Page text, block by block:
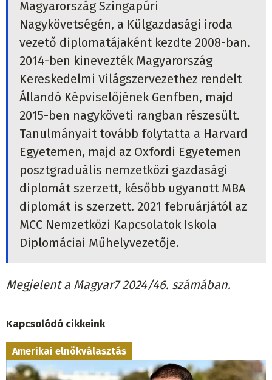
Magyarország Szingapúri
Nagykövetségén, a Külgazdasági iroda
vezető diplomatájaként kezdte 2008-ban.
2014-ben kinevezték Magyarország
Kereskedelmi Világszervezethez rendelt
Állandó Képviselőjének Genfben, majd
2015-ben nagyköveti rangban részesült.
Tanulmányait tovább folytatta a Harvard
Egyetemen, majd az Oxfordi Egyetemen
posztgraduális nemzetközi gazdasági
diplomát szerzett, később ugyanott MBA
diplomát is szerzett. 2021 februárjától az
MCC Nemzetközi Kapcsolatok Iskola
Diplomáciai Műhelyvezetője.
Megjelent a Magyar7 2024/46. számában.
Kapcsolódó cikkeink
Amerikai elnökválasztás